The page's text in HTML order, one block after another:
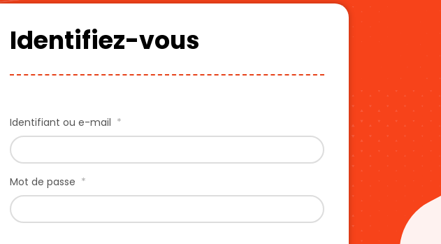
Identifiez-vous
Identifiant ou e-mail *
Mot de passe *